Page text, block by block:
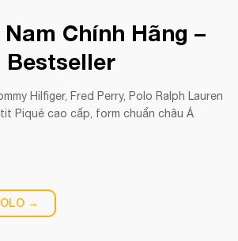
Chính Hãng –
Bestseller
Hilfiger, Fred Perry, Polo Ralph Lauren
Piqué cao cấp, form chuẩn châu Á
→